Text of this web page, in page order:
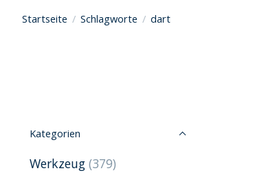
Startseite / Schlagworte / dart
Kategorien
Werkzeug (379)